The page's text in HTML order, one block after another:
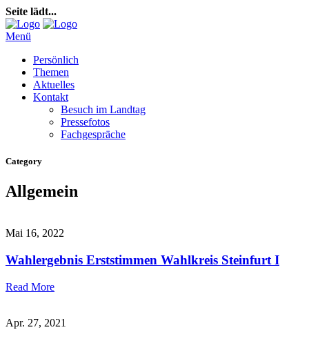
Seite lädt...
Menü
Persönlich
Themen
Aktuelles
Kontakt
Besuch im Landtag
Pressefotos
Fachgespräche
Category
Allgemein
Mai 16, 2022
Wahlergebnis Erststimmen Wahlkreis Steinfurt I
Read More
Apr. 27, 2021